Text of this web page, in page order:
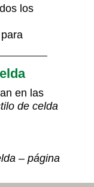
los
en las
de celda
– página